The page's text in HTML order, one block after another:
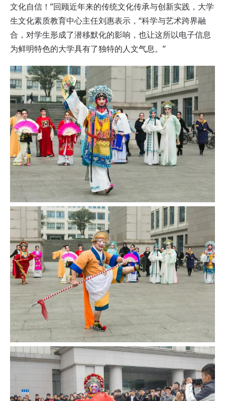
文化自信！”回顾近年来的传统文化传承与创新实践，大学
生文化素质教育中心主任刘惠表示，“科学与艺术跨界融
合，对学生形成了潜移默化的影响，也让这所以电子信息
为鲜明特色的大学具有了独特的人文气息。”